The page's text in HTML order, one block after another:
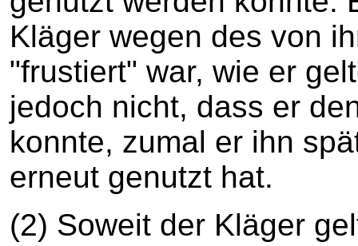
Kläger wegen des von
"frustiert" war, wie er
jedoch nicht, dass er
konnte, zumal er ihn
erneut genutzt hat.
(2) Soweit der Kläger